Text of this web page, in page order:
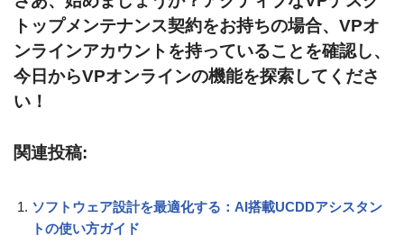
トップメンテナンス契約をお持ちの場合、VPオ
ンラインアカウントを持っていることを確認し、
今日からVPオンラインの機能を探索してくださ
い！
関連投稿:
ソフトウェア設計を最適化する：AI搭載UCDDアシスタン
トの使い方ガイド